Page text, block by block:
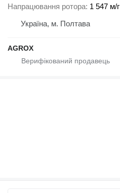
Напрацювання ротора 1 547 м/г
Україна, м. Полтава
AGROX